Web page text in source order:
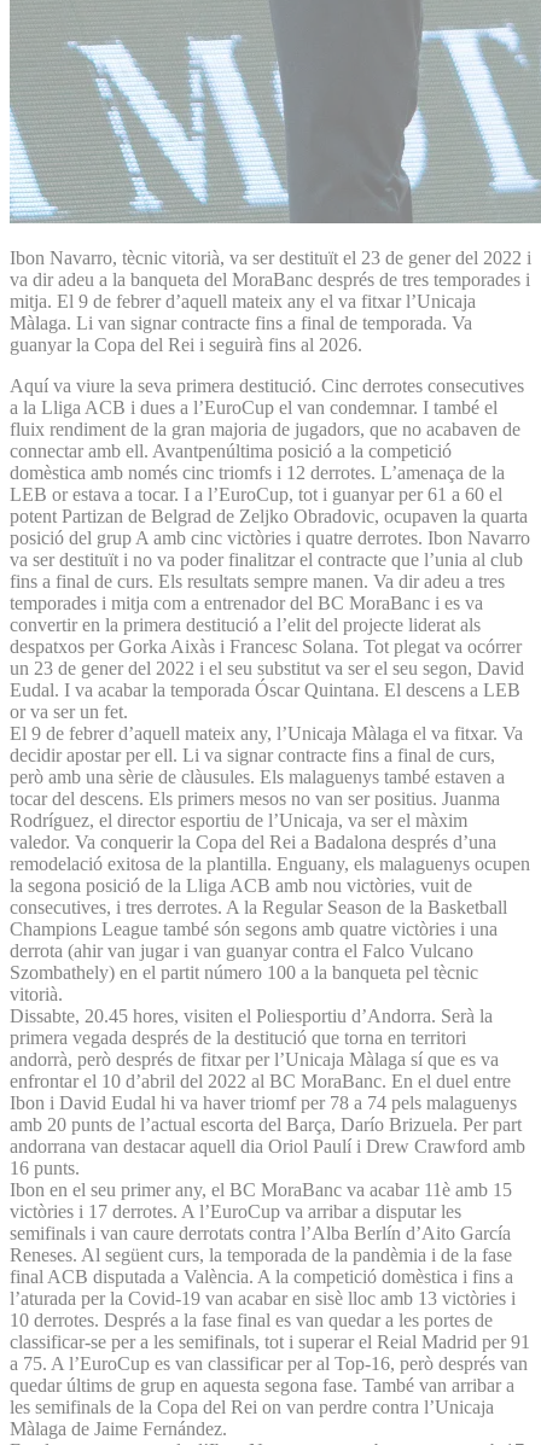
Ibon Navarro, tècnic vitorià, va ser destituït el 23 de gener del 2022 i
va dir adeu a la banqueta del MoraBanc després de tres temporades i
mitja. El 9 de febrer d’aquell mateix any el va fitxar l’Unicaja
Màlaga. Li van signar contracte fins a final de temporada. Va
guanyar la Copa del Rei i seguirà fins al 2026.
Aquí va viure la seva primera destitució. Cinc derrotes consecutives
a la Lliga ACB i dues a l’EuroCup el van condemnar. I també el
fluix rendiment de la gran majoria de jugadors, que no acabaven de
connectar amb ell. Avantpenúltima posició a la competició
domèstica amb només cinc triomfs i 12 derrotes. L’amenaça de la
LEB or estava a tocar. I a l’EuroCup, tot i guanyar per 61 a 60 el
potent Partizan de Belgrad de Zeljko Obradovic, ocupaven la quarta
posició del grup A amb cinc victòries i quatre derrotes. Ibon Navarro
va ser destituït i no va poder finalitzar el contracte que l’unia al club
fins a final de curs. Els resultats sempre manen. Va dir adeu a tres
temporades i mitja com a entrenador del BC MoraBanc i es va
convertir en la primera destitució a l’elit del projecte liderat als
despatxos per Gorka Aixàs i Francesc Solana. Tot plegat va ocórrer
un 23 de gener del 2022 i el seu substitut va ser el seu segon, David
Eudal. I va acabar la temporada Óscar Quintana. El descens a LEB
or va ser un fet.
El 9 de febrer d’aquell mateix any, l’Unicaja Màlaga el va fitxar. Va
decidir apostar per ell. Li va signar contracte fins a final de curs,
però amb una sèrie de clàusules. Els malaguenys també estaven a
tocar del descens. Els primers mesos no van ser positius. Juanma
Rodríguez, el director esportiu de l’Unicaja, va ser el màxim
valedor. Va conquerir la Copa del Rei a Badalona després d’una
remodelació exitosa de la plantilla. Enguany, els malaguenys ocupen
la segona posició de la Lliga ACB amb nou victòries, vuit de
consecutives, i tres derrotes. A la Regular Season de la Basketball
Champions League també són segons amb quatre victòries i una
derrota (ahir van jugar i van guanyar contra el Falco Vulcano
Szombathely) en el partit número 100 a la banqueta pel tècnic
vitorià.
Dissabte, 20.45 hores, visiten el Poliesportiu d’Andorra. Serà la
primera vegada després de la destitució que torna en territori
andorrà, però després de fitxar per l’Unicaja Màlaga sí que es va
enfrontar el 10 d’abril del 2022 al BC MoraBanc. En el duel entre
Ibon i David Eudal hi va haver triomf per 78 a 74 pels malaguenys
amb 20 punts de l’actual escorta del Barça, Darío Brizuela. Per part
andorrana van destacar aquell dia Oriol Paulí i Drew Crawford amb
16 punts.
Ibon en el seu primer any, el BC MoraBanc va acabar 11è amb 15
victòries i 17 derrotes. A l’EuroCup va arribar a disputar les
semifinals i van caure derrotats contra l’Alba Berlín d’Aito García
Reneses. Al següent curs, la temporada de la pandèmia i de la fase
final ACB disputada a València. A la competició domèstica i fins a
l’aturada per la Covid-19 van acabar en sisè lloc amb 13 victòries i
10 derrotes. Després a la fase final es van quedar a les portes de
classificar-se per a les semifinals, tot i superar el Reial Madrid per 91
a 75. A l’EuroCup es van classificar per al Top-16, però després van
quedar últims de grup en aquesta segona fase. També van arribar a
les semifinals de la Copa del Rei on van perdre contra l’Unicaja
Màlaga de Jaime Fernández.